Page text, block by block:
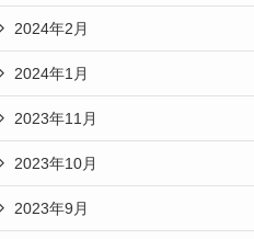
2024年2月
2024年1月
2023年11月
2023年10月
2023年9月